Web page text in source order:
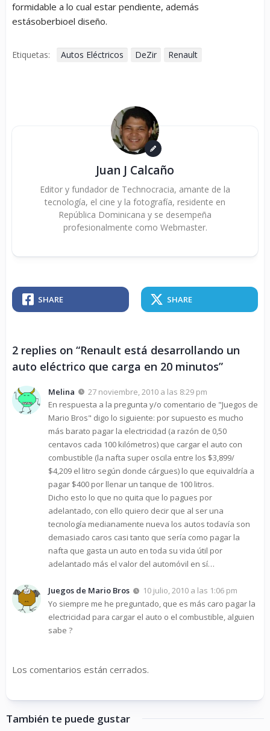
formidable a lo cual estar pendiente, además
estásoberbioel diseño.
Etiquetas: Autos Eléctricos DeZir Renault
Juan J Calcaño
Editor y fundador de Technocracia, amante de la
tecnología, el cine y la fotografía, residente en
República Dominicana y se desempeña
profesionalmente como Webmaster.
SHARE SHARE
2 replies on “Renault está desarrollando un
auto eléctrico que carga en 20 minutos”
Melina
27 noviembre, 2010 a las 8:29 pm
En respuesta a la pregunta y/o comentario de "Juegos de
Mario Bros" digo lo siguiente: por supuesto es mucho
más barato pagar la electricidad (a razón de 0,50
centavos cada 100 kilómetros) que cargar el auto con
combustible (la nafta super oscila entre los $3,899/
$4,209 el litro según donde cárgues) lo que equivaldría a
pagar $400 por llenar un tanque de 100 litros.
Dicho esto lo que no quita que lo pagues por
adelantado, con ello quiero decir que al ser una
tecnología medianamente nueva los autos todavía son
demasiado caros casi tanto que sería como pagar la
nafta que gasta un auto en toda su vida útil por
adelantado más el valor del automóvil en sí…
Juegos de Mario Bros
10 julio, 2010 a las 1:06 pm
Yo siempre me he preguntado, que es más caro pagar la
electricidad para cargar el auto o el combustible, alguien
sabe ?
Los comentarios están cerrados.
También te puede gustar